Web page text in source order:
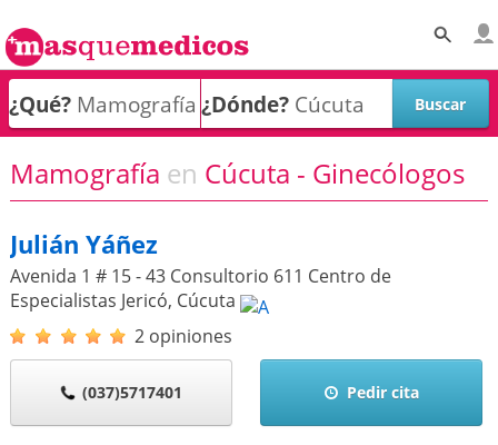
¿Qué? ¿Dónde?
Mamografía en Cúcuta - Ginecólogos
Julián Yáñez
Avenida 1 # 15 - 43 Consultorio 611 Centro de
Especialistas Jericó, Cúcuta
2 opiniones
(037)5717401 Pedir cita